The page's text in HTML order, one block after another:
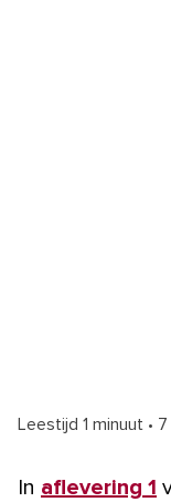
Leestijd 1 minuut • 7
In aflevering 1